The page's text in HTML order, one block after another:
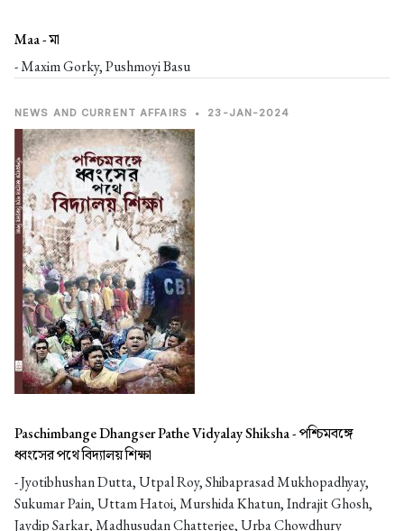
Maa -মা
- Maxim Gorky, Pushmoyi Basu
NEWS AND CURRENT AFFAIRS • 23-JAN-2024
Paschimbange Dhangser Pathe Vidyalay Shiksha -পশ্চিমবঙ্গে
ধ্বংসের পথে বিদ্যালয় শিক্ষা
- Jyotibhushan Dutta, Utpal Roy, Shibaprasad Mukhopadhyay,
Sukumar Pain, Uttam Hatoi, Murshida Khatun, Indrajit Ghosh,
Jaydip Sarkar, Madhusudan Chatterjee, Urba Chowdhury